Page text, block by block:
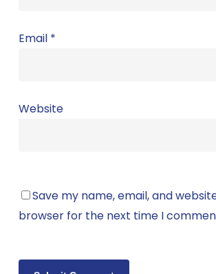
Email *
Website
Save my name, email, and
browser for the next time I